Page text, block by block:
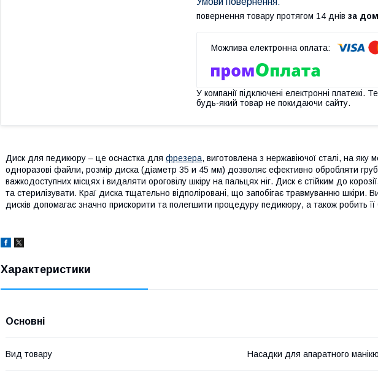
повернення товару протягом 14 днів за
У компанії підключені електронні платежі.
будь-який товар не покидаючи сайту.
Диск для педикюру – це оснастка для фрезера, виготовлена з нержавіючої сталі, на яку
одноразові файли, розмір диска (діаметр 35 и 45 мм) дозволяє ефективно обробляти
важкодоступних місцях і видаляти ороговілу шкіру на пальцях ніг. Диск є стійким до
та стерилізувати. Краї диска тщательно відполіровані, що запобігає травмуванню шкіри.
дисків допомагає значно прискорити та полегшити процедуру педикюру, а також робить
Характеристики
Основні
Вид товару Насадки для апаратного